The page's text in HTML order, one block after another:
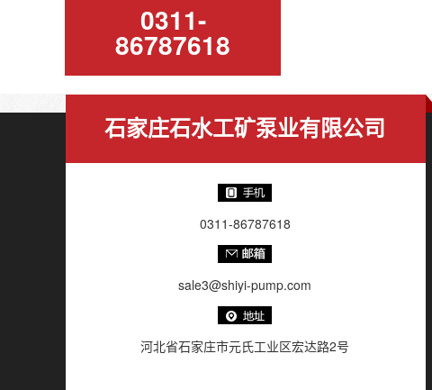
0311-
86787618
石家庄石水工矿泵业有限公司
0311-86787618
sale3@shiyi-pump.com
河北省石家庄市元氏工业区宏达路2号